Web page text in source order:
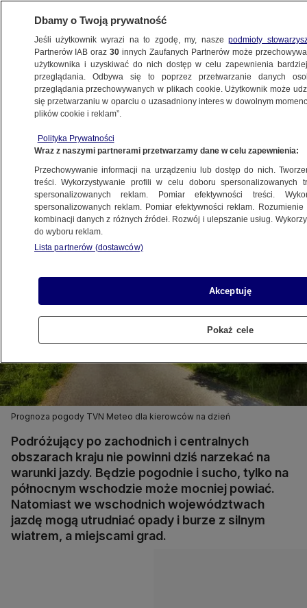
METEO
NAJNOWSZE
na wschodzie!
21.05.2012, 07:00
Udostępnij
Prognoza pogody TVN Meteo dla kierowców na dzień
Podróżujący po zachodnich i centralnych
obszarach kraju nie powinni dziś narzekać na
warunki jazdy. Będzie pogodnie i sucho, tylko na
północnym wschodzie może mocniej powiać.
Natomiast we wschodnich województwach
jazdę mogą utrudniać opady i burze z silnym
wiatrem, a miejscami grad.
Dbamy o Twoją prywatność
Jeśli użytkownik wyrazi na to zgodę, my, naszepodmioty
Partnerów IAB oraz30 innych Zaufanych Partnerów może
użytkownika i uzyskiwać do nich dostęp w celu zapewnienia
przeglądania. Odbywa się to poprzez przetwarzanie danych
przeglądania przechowywanych w plikach cookie. Użytkownik może
się przetwarzaniu w oparciu o uzasadniony interes w dowolnym
plików cookie i reklam”.
Polityka Prywatności
Wraz z naszymi partnerami przetwarzamy dane w celu zapewnienia:
Przechowywanie informacji na urządzeniu lub dostęp do nich.
treści. Wykorzystywanie profili w celu doboru spersonalizowanych
spersonalizowanych reklam. Pomiar efektywności treści.
spersonalizowanych reklam. Pomiar efektywności reklam.
kombinacji danych z różnych źródeł. Rozwój i ulepszanie usług.
do wyboru reklam.
Lista partnerów (dostawców)
Akceptuję
Pokaż cele